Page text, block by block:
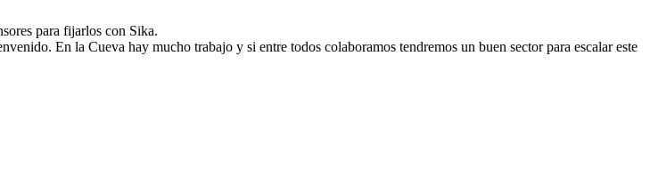
para fijarlos con Sika.
En la Cueva hay mucho trabajo y si entre todos colaboramos tendremos un buen sector para escalar este